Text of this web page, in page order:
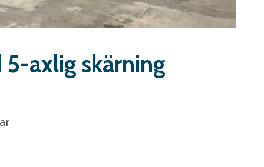
axlig skärning